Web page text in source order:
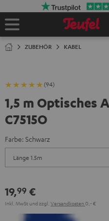
Startseite
ZUBEHÖR KABEL
(94)
1,5 m Optisches
C7515O
Farbe: Schwarz
19,99 €
Inkl. MwSt und zzgl. Versandkosten 0,‐ €